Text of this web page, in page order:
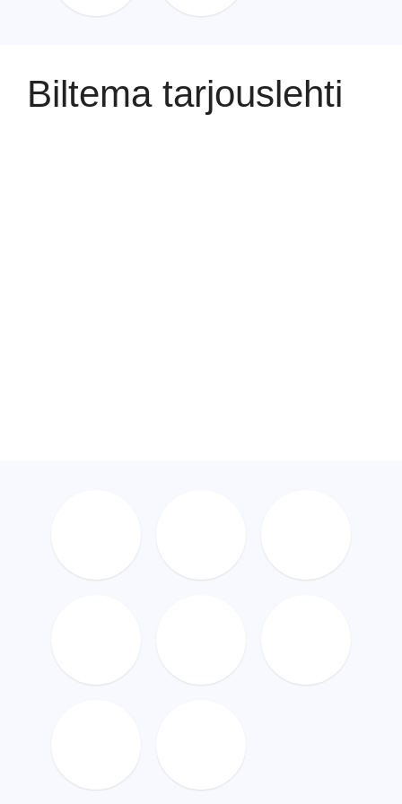
Biltema tarjouslehti